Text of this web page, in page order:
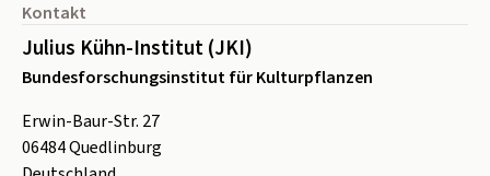
Kontakt
Julius Kühn-Institut (JKI)
Bundesforschungsinstitut für Kulturpflanzen
Erwin-Baur-Str. 27
06484Quedlinburg